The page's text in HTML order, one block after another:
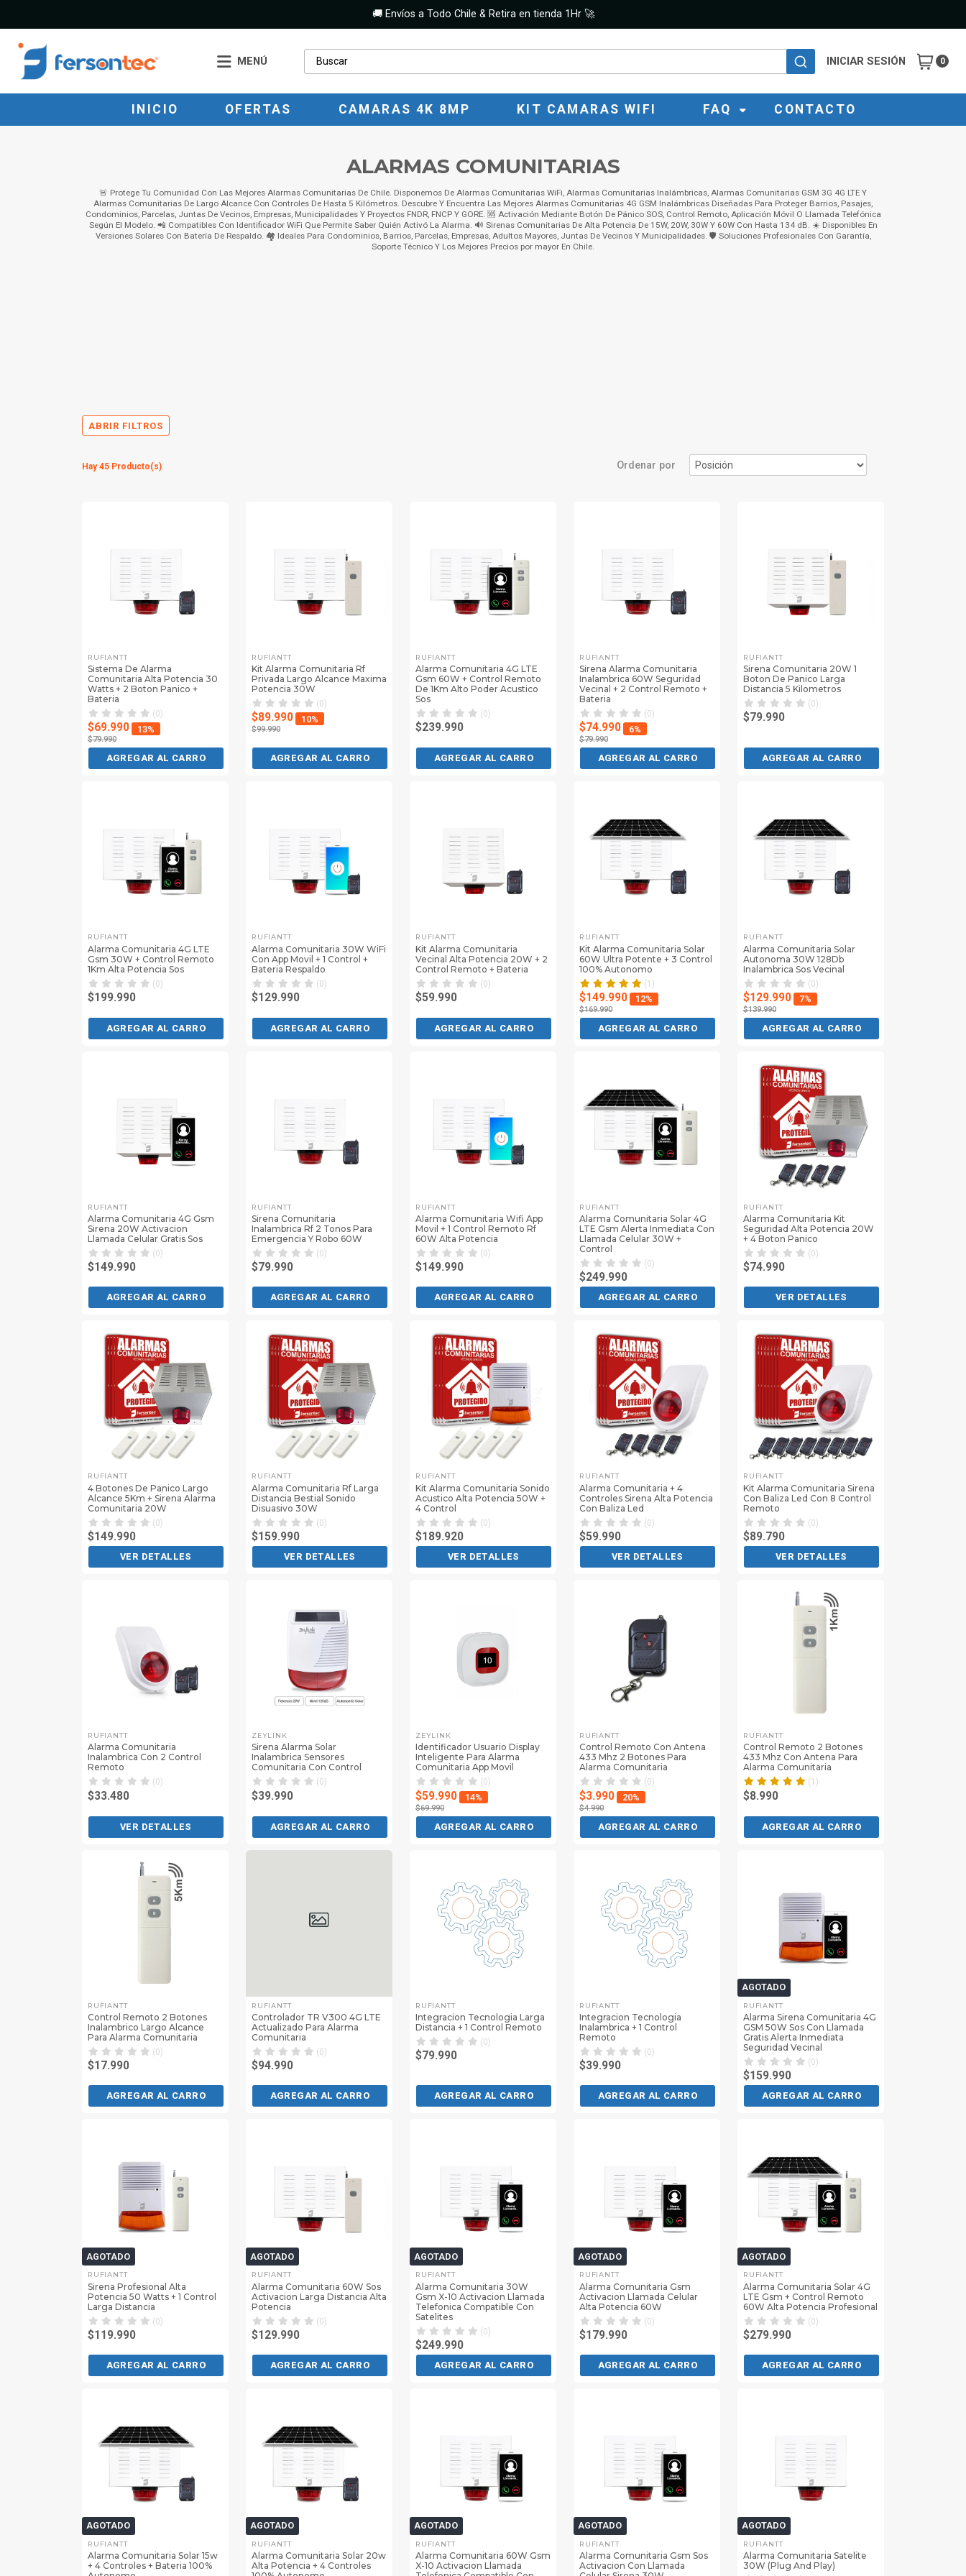
🚚 Envíos a Todo Chile & Retira en tienda 1Hr 🚀
MENÚ INICIAR SESIÓN 0
INICIO OFERTAS CAMARAS 4K 8MP KIT CAMARAS WIFI FAQ CONTACTO
ALARMAS COMUNITARIAS
🚨 Protege Tu Comunidad Con Las Mejores Alarmas Comunitarias De Chile. Disponemos De Alarmas Comunitarias WiFi, Alarmas Comunitarias Inalámbricas, Alarmas Comunitarias GSM 3G 4G LTE Y
Alarmas Comunitarias De Largo Alcance Con Controles De Hasta 5 Kilómetros. Descubre Y Encuentra Las Mejores Alarmas Comunitarias 4G GSM Inalámbricas Diseñadas Para Proteger Barrios, Pasajes,
Condominios, Parcelas, Juntas De Vecinos, Empresas, Municipalidades Y Proyectos FNDR, FNCP Y GORE. 🆘 Activación Mediante Botón De Pánico SOS, Control Remoto, Aplicación Móvil O Llamada Telefónica
Según El Modelo. 📲 Compatibles Con Identificador WiFi Que Permite Saber Quién Activó La Alarma. 🔊 Sirenas Comunitarias De Alta Potencia De 15W, 20W, 30W Y 60W Con Hasta 134 dB. ☀️ Disponibles En
Versiones Solares Con Batería De Respaldo. 🏘️ Ideales Para Condominios, Barrios, Parcelas, Empresas, Adultos Mayores, Juntas De Vecinos Y Municipalidades. 🛡️ Soluciones Profesionales Con Garantía,
Soporte Técnico Y Los Mejores Precios por mayor En Chile.
ABRIR FILTROS
Hay 45 Producto(s) Ordenar por
RUFIANTT
Sistema De Alarma
Comunitaria Alta Potencia 30
Watts + 2 Boton Panico +
Bateria
(0)
$69.990
$79.990
13%
AGREGAR AL CARRO
RUFIANTT
Kit Alarma Comunitaria Rf
Privada Largo Alcance Maxima
Potencia 30W
(0)
$89.990
$99.990
10%
AGREGAR AL CARRO
RUFIANTT
Alarma Comunitaria 4G LTE
Gsm 60W + Control Remoto
De 1Km Alto Poder Acustico
Sos
(0)
$239.990
AGREGAR AL CARRO
RUFIANTT
Sirena Alarma Comunitaria
Inalambrica 60W Seguridad
Vecinal + 2 Control Remoto +
Bateria
(0)
$74.990
$79.990
6%
AGREGAR AL CARRO
RUFIANTT
Sirena Comunitaria 20W 1
Boton De Panico Larga
Distancia 5 Kilometros
(0)
$79.990
AGREGAR AL CARRO
RUFIANTT
Alarma Comunitaria 4G LTE
Gsm 30W + Control Remoto
1Km Alta Potencia Sos
(0)
$199.990
AGREGAR AL CARRO
RUFIANTT
Alarma Comunitaria 30W WiFi
Con App Movil + 1 Control +
Bateria Respaldo
(0)
$129.990
AGREGAR AL CARRO
RUFIANTT
Kit Alarma Comunitaria
Vecinal Alta Potencia 20W + 2
Control Remoto + Bateria
(0)
$59.990
AGREGAR AL CARRO
RUFIANTT
Kit Alarma Comunitaria Solar
60W Ultra Potente + 3 Control
100% Autonomo
(1)
$149.990
$169.990
12%
AGREGAR AL CARRO
RUFIANTT
Alarma Comunitaria Solar
Autonoma 30W 128Db
Inalambrica Sos Vecinal
(0)
$129.990
$139.990
7%
AGREGAR AL CARRO
RUFIANTT
Alarma Comunitaria 4G Gsm
Sirena 20W Activacion
Llamada Celular Gratis Sos
(0)
$149.990
AGREGAR AL CARRO
RUFIANTT
Sirena Comunitaria
Inalambrica Rf 2 Tonos Para
Emergencia Y Robo 60W
(0)
$79.990
AGREGAR AL CARRO
RUFIANTT
Alarma Comunitaria Wifi App
Movil + 1 Control Remoto Rf
60W Alta Potencia
(0)
$149.990
AGREGAR AL CARRO
RUFIANTT
Alarma Comunitaria Solar 4G
LTE Gsm Alerta Inmediata Con
Llamada Celular 30W +
Control
(0)
$249.990
AGREGAR AL CARRO
RUFIANTT
Alarma Comunitaria Kit
Seguridad Alta Potencia 20W
+ 4 Boton Panico
(0)
$74.990
VER DETALLES
RUFIANTT
4 Botones De Panico Largo
Alcance 5Km + Sirena Alarma
Comunitaria 20W
(0)
$149.990
VER DETALLES
RUFIANTT
Alarma Comunitaria Rf Larga
Distancia Bestial Sonido
Disuasivo 30W
(0)
$159.990
VER DETALLES
RUFIANTT
Kit Alarma Comunitaria Sonido
Acustico Alta Potencia 50W +
4 Control
(0)
$189.920
VER DETALLES
RUFIANTT
Alarma Comunitaria + 4
Controles Sirena Alta Potencia
Con Baliza Led
(0)
$59.990
VER DETALLES
RUFIANTT
Kit Alarma Comunitaria Sirena
Con Baliza Led Con 8 Control
Remoto
(0)
$89.790
VER DETALLES
RUFIANTT
Alarma Comunitaria
Inalambrica Con 2 Control
Remoto
(0)
$33.480
VER DETALLES
ZEYLINK
Sirena Alarma Solar
Inalambrica Sensores
Comunitaria Con Control
(0)
$39.990
AGREGAR AL CARRO
ZEYLINK
Identificador Usuario Display
Inteligente Para Alarma
Comunitaria App Movil
(0)
$59.990
$69.990
14%
AGREGAR AL CARRO
RUFIANTT
Control Remoto Con Antena
433 Mhz 2 Botones Para
Alarma Comunitaria
(0)
$3.990
$4.990
20%
AGREGAR AL CARRO
RUFIANTT
Control Remoto 2 Botones
433 Mhz Con Antena Para
Alarma Comunitaria
(1)
$8.990
AGREGAR AL CARRO
RUFIANTT
Control Remoto 2 Botones
Inalambrico Largo Alcance
Para Alarma Comunitaria
(0)
$17.990
AGREGAR AL CARRO
RUFIANTT
Controlador TR V300 4G LTE
Actualizado Para Alarma
Comunitaria
(0)
$94.990
AGREGAR AL CARRO
RUFIANTT
Integracion Tecnologia Larga
Distancia + 1 Control Remoto
(0)
$79.990
AGREGAR AL CARRO
RUFIANTT
Integracion Tecnologia
Inalambrica + 1 Control
Remoto
(0)
$39.990
AGREGAR AL CARRO
AGOTADO
RUFIANTT
Alarma Sirena Comunitaria 4G
GSM 50W Sos Con Llamada
Gratis Alerta Inmediata
Seguridad Vecinal
(0)
$159.990
AGREGAR AL CARRO
AGOTADO
RUFIANTT
Sirena Profesional Alta
Potencia 50 Watts + 1 Control
Larga Distancia
(0)
$119.990
AGREGAR AL CARRO
AGOTADO
RUFIANTT
Alarma Comunitaria 60W Sos
Activacion Larga Distancia Alta
Potencia
(0)
$129.990
AGREGAR AL CARRO
AGOTADO
RUFIANTT
Alarma Comunitaria 30W
Gsm X-10 Activacion Llamada
Telefonica Compatible Con
Satelites
(0)
$249.990
AGREGAR AL CARRO
AGOTADO
RUFIANTT
Alarma Comunitaria Gsm
Activacion Llamada Celular
Alta Potencia 60W
(0)
$179.990
AGREGAR AL CARRO
AGOTADO
RUFIANTT
Alarma Comunitaria Solar 4G
LTE Gsm + Control Remoto
60W Alta Potencia Profesional
(0)
$279.990
AGREGAR AL CARRO
AGOTADO
RUFIANTT
Alarma Comunitaria Solar 15w
+ 4 Controles + Bateria 100%
AGOTADO
RUFIANTT
Alarma Comunitaria Solar 20w
Alta Potencia + 4 Controles
AGOTADO
RUFIANTT
Alarma Comunitaria 60W Gsm
X-10 Activacion Llamada
AGOTADO
RUFIANTT
Alarma Comunitaria Gsm Sos
Activacion Con Llamada
AGOTADO
RUFIANTT
Alarma Comunitaria Satelite
30W (Plug And Play)